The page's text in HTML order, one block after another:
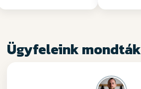
Ügyfeleink mondták